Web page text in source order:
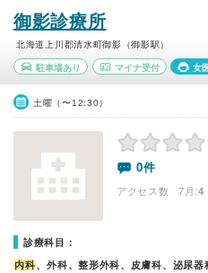
御影診療所
北海道上川郡清水町御影（御影駅）
駐車場あり マイナ受付 女
土曜（〜12:30）
0件
アクセス数 7月:4
診療科目：
内科、外科、整形外科、皮膚科、泌尿